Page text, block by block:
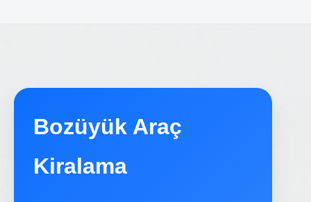
Bozüyük Araç
Kiralama